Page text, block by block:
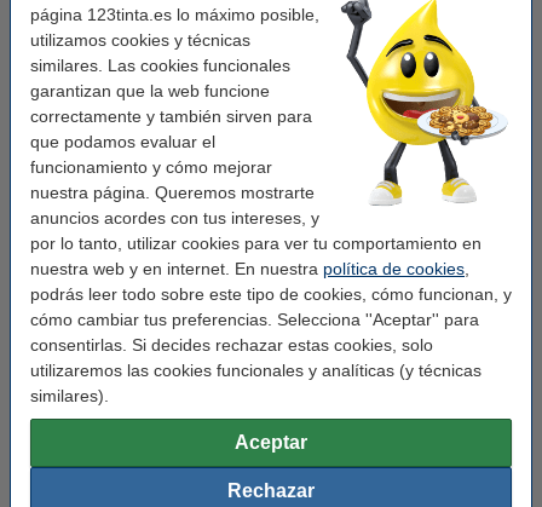
página 123tinta.es lo máximo posible,
utilizamos cookies y técnicas
similares. Las cookies funcionales
garantizan que la web funcione
correctamente y también sirven para
que podamos evaluar el
funcionamiento y cómo mejorar
nuestra página. Queremos mostrarte
anuncios acordes con tus intereses, y
por lo tanto, utilizar cookies para ver tu comportamiento en
nuestra web y en internet. En nuestra política de cookies
podrás leer todo sobre este tipo de cookies, cómo funcionan, y
cómo cambiar tus preferencias. Selecciona ''Aceptar'' para
consentirlas. Si decides rechazar estas cookies, solo
utilizaremos las cookies funcionales y analíticas (y técnicas
similares).
Aceptar
Rechazar
Este producto marca 123tinta incluye garantía del 100%. 1-2-3 ¡sin preocupaciones!
Características
Marca: 123tinta
toner
Color: negro
Capacidad: ± 16.500 páginas
Código EAN: 8718237008547
Núm. de item: 079004